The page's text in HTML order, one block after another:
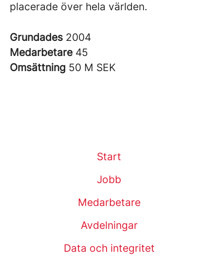
placerade över hela världen.
Grundades 2004
Medarbetare 45
Omsättning 50 M SEK
Start
Jobb
Medarbetare
Avdelningar
Data och integritet